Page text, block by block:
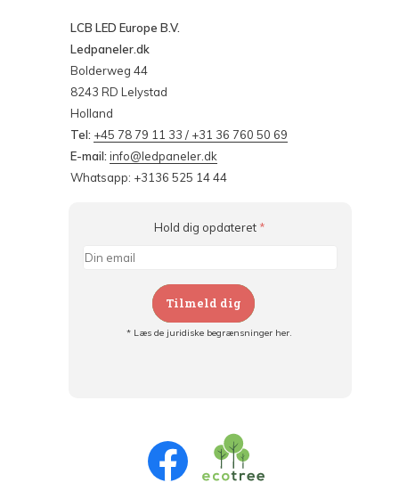
LCB LED Europe B.V.
Ledpaneler.dk
Bolderweg 44
8243 RD Lelystad
Holland
Tel: +45 78 79 11 33 / +31 36 760 50 69
E-mail: info@ledpaneler.dk
Whatsapp: +3136 525 14 44
Hold dig opdateret *
Tilmeld dig
* Læs de juridiske begrænsninger her.